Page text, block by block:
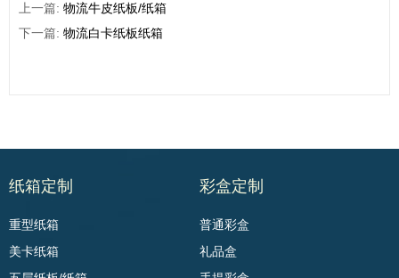
上一篇: 物流牛皮纸板/纸箱
下一篇: 物流白卡纸板纸箱
纸箱定制
重型纸箱
美卡纸箱
彩盒定制
普通彩盒
礼品盒